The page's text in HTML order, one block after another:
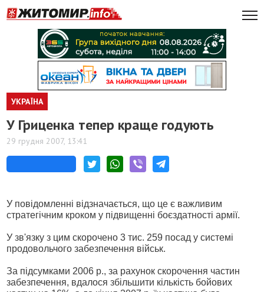
УКРАЇНА
У Гриценка тепер краще годують
29 грудня 2007, 13:41
У повідомленні відзначається, що це є важливим
стратегічним кроком у підвищенні боєздатності армії.
У зв'язку з цим скорочено 3 тис. 259 посад у системі
продовольчого забезпечення військ.
За підсумками 2006 р., за рахунок скорочення частин
забезпечення, вдалося збільшити кількість бойових